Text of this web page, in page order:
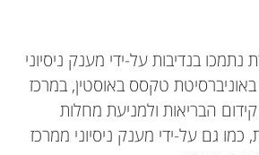
בנדיבות על-ידי מענק ניסיוני
טקסס באוסטין, במרכז
קידום הבריאות ולמניעת מחלות
כמו גם על-ידי מענק ניסיוני ממרכז